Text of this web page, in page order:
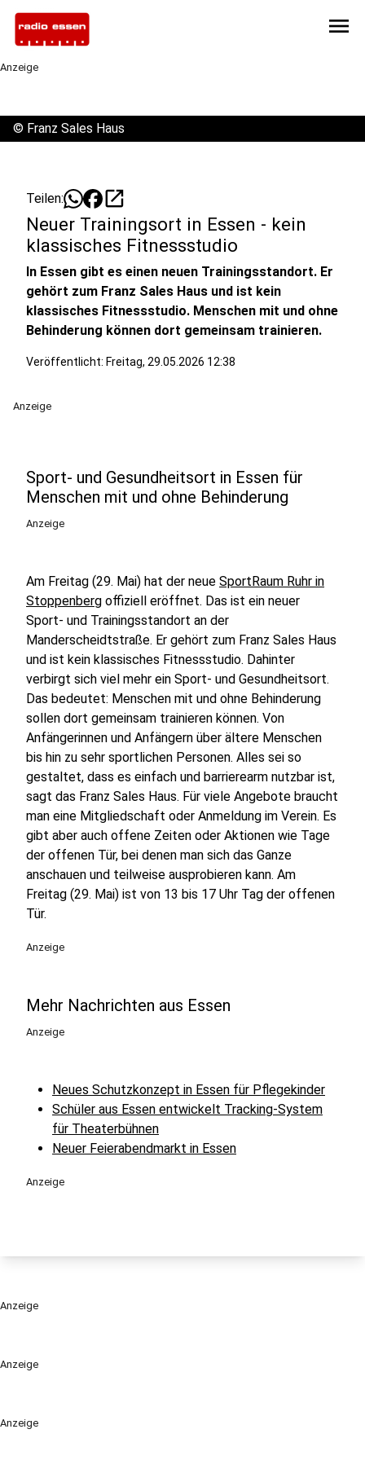
menu
Anzeige
Anzeige
Anzeige
© Franz Sales Haus
Teilen: open_in_new
Neuer Trainingsort in Essen - kein
klassisches Fitnessstudio
In Essen gibt es einen neuen Trainingsstandort. Er
gehört zum Franz Sales Haus und ist kein
klassisches Fitnessstudio. Menschen mit und ohne
Behinderung können dort gemeinsam trainieren.
Veröffentlicht: Freitag, 29.05.2026 12:38
Anzeige
Sport- und Gesundheitsort in Essen für
Menschen mit und ohne Behinderung
Anzeige
Am Freitag (29. Mai) hat der neue SportRaum Ruhr in
Stoppenberg offiziell eröffnet. Das ist ein neuer
Sport- und Trainingsstandort an der
Manderscheidtstraße. Er gehört zum Franz Sales Haus
und ist kein klassisches Fitnessstudio. Dahinter
verbirgt sich viel mehr ein Sport- und Gesundheitsort.
Das bedeutet: Menschen mit und ohne Behinderung
sollen dort gemeinsam trainieren können. Von
Anfängerinnen und Anfängern über ältere Menschen
bis hin zu sehr sportlichen Personen. Alles sei so
gestaltet, dass es einfach und barrierearm nutzbar ist,
sagt das Franz Sales Haus. Für viele Angebote braucht
man eine Mitgliedschaft oder Anmeldung im Verein. Es
gibt aber auch offene Zeiten oder Aktionen wie Tage
der offenen Tür, bei denen man sich das Ganze
anschauen und teilweise ausprobieren kann. Am
Freitag (29. Mai) ist von 13 bis 17 Uhr Tag der offenen
Tür.
Anzeige
Mehr Nachrichten aus Essen
Anzeige
Neues Schutzkonzept in Essen für Pflegekinder
Schüler aus Essen entwickelt Tracking-System
für Theaterbühnen
Neuer Feierabendmarkt in Essen
Anzeige
Anzeige